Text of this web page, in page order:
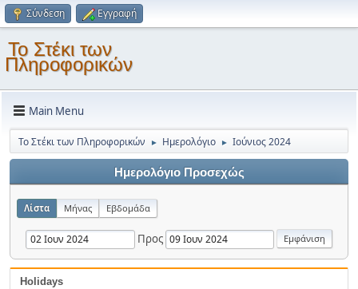
Σύνδεση Εγγραφή
Το Στέκι των
Πληροφορικών
Main Menu
Το Στέκι των Πληροφορικών ► Ημερολόγιο ► Ιούνιος 2024
Ημερολόγιο Προσεχώς
Λίστα Μήνας Εβδομάδα
Προς
Holidays